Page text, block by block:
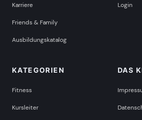
Karriere
Friends & Family
Ausbildungskatalog
Login
KATEGORIEN
Fitness
Kursleiter
DAS